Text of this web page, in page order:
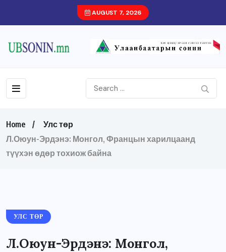
AUGUST 7, 2026
Home
Улс төр
Л.Оюун-Эрдэнэ: Монгол, Францын харилцаанд
түүхэн өдөр тохиож байна
УЛС ТӨР
Л.Оюун-Эрдэнэ: Монгол,